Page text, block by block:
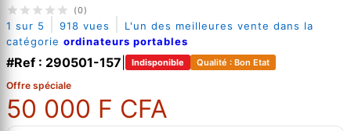
(0)
1 sur 5 918 vues
L'un des meilleures vente dans la
catégorie ordinateurs portables
#Ref : 290501-157 Indisponible Qualité : Bon Etat
Offre spéciale
50 000 F CFA